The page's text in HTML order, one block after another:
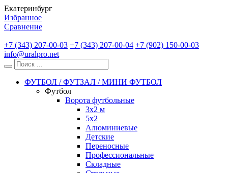
Екатеринбург
Избранное
Сравнение
+7 (343) 207-00-03 +7 (343) 207-00-04 +7 (902) 150-00-03
info@uralpro.net
ФУТБОЛ / ФУТЗАЛ / МИНИ ФУТБОЛ
Футбол
Ворота футбольные
3х2 м
5х2
Алюминиевые
Детские
Переносные
Профессиональные
Складные